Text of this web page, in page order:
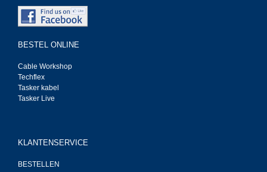
BESTEL ONLINE
Cable Workshop
Techflex
Tasker kabel
Tasker Live
KLANTENSERVICE
BESTELLEN